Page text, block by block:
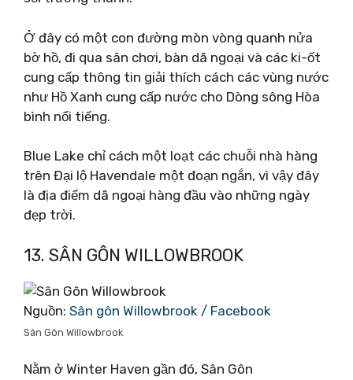
Ở đây có một con đường mòn vòng quanh nửa
bờ hồ, đi qua sân chơi, bàn dã ngoại và các ki-ốt
cung cấp thông tin giải thích cách các vùng nước
như Hồ Xanh cung cấp nước cho Dòng sông Hòa
bình nổi tiếng.
Blue Lake chỉ cách một loạt các chuỗi nhà hàng
trên Đại lộ Havendale một đoạn ngắn, vì vậy đây
là địa điểm dã ngoại hàng đầu vào những ngày
đẹp trời.
13. SÂN GÔN WILLOWBROOK
Nguồn: Sân gôn Willowbrook / Facebook
Sân Gôn Willowbrook
Nằm ở Winter Haven gần đó, Sân Gôn